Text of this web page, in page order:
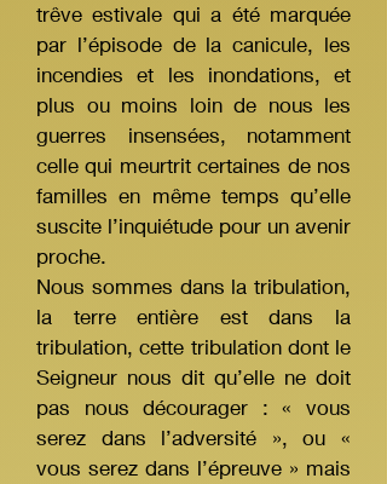
trêve estivale qui a été marquée
par l’épisode de la canicule, les
incendies et les inondations, et
plus ou moins loin de nous les
guerres insensées, notamment
celle qui meurtrit certaines de nos
familles en même temps qu’elle
suscite l’inquiétude pour un avenir
proche.
Nous sommes dans la tribulation,
la terre entière est dans la
tribulation, cette tribulation dont le
Seigneur nous dit qu’elle ne doit
pas nous décourager : « vous
serez dans l’adversité », ou «
vous serez dans l’épreuve » mais